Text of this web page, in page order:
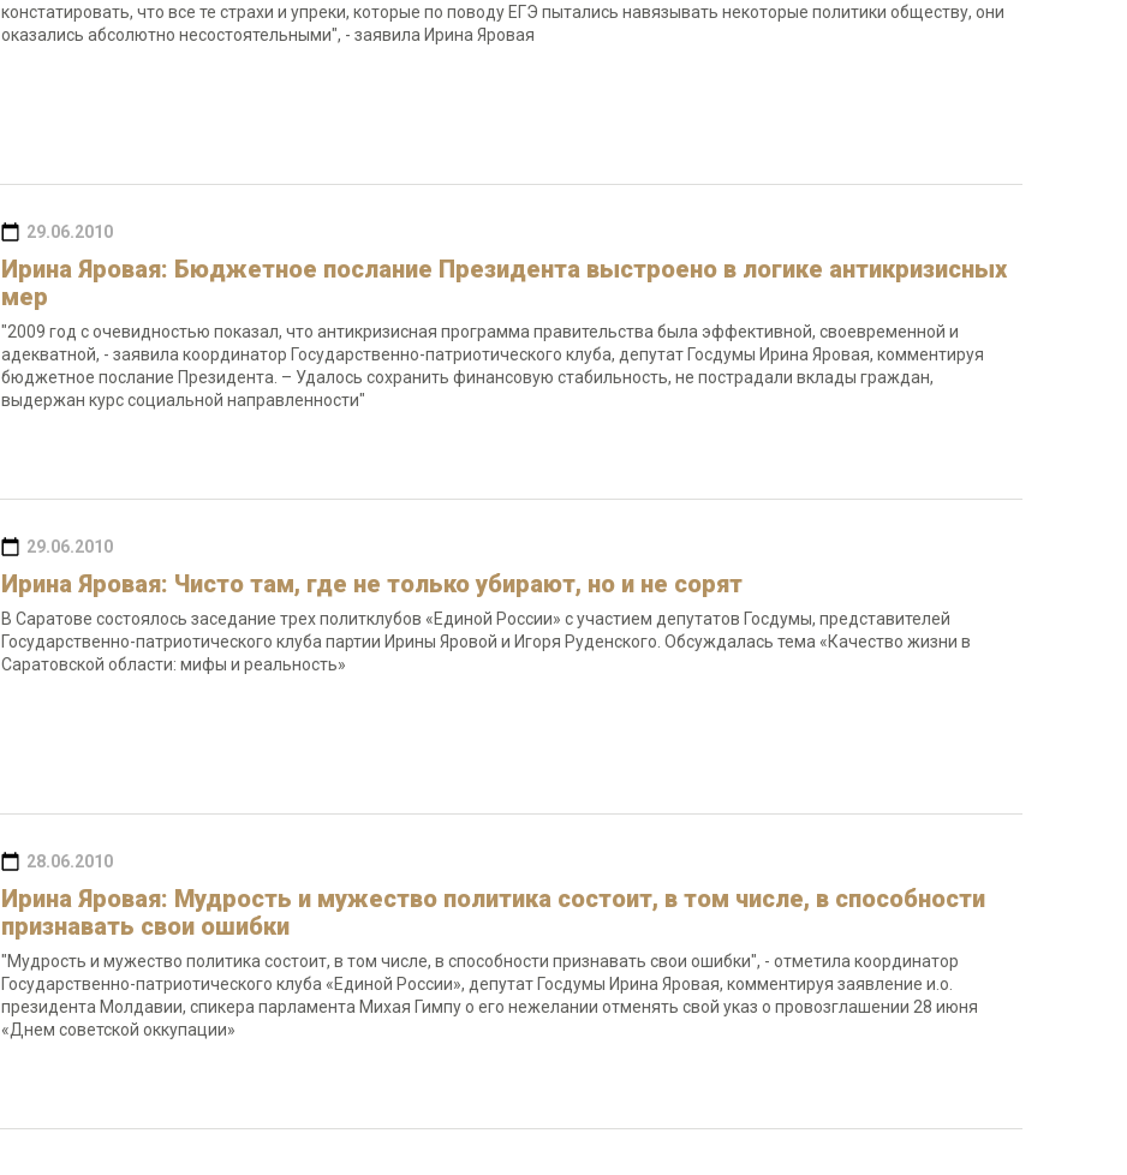
констатировать, что все те страхи и упреки, которые по поводу ЕГЭ пытались навязывать некоторые политики обществу, они
оказались абсолютно несостоятельными", - заявила Ирина Яровая
29.06.2010
Ирина Яровая: Бюджетное послание Президента выстроено в логике антикризисных
мер
"2009 год с очевидностью показал, что антикризисная программа правительства была эффективной, своевременной и
адекватной, - заявила координатор Государственно-патриотического клуба, депутат Госдумы Ирина Яровая, комментируя
бюджетное послание Президента. – Удалось сохранить финансовую стабильность, не пострадали вклады граждан,
выдержан курс социальной направленности"
29.06.2010
Ирина Яровая: Чисто там, где не только убирают, но и не сорят
В Саратове состоялось заседание трех политклубов «Единой России» с участием депутатов Госдумы, представителей
Государственно-патриотического клуба партии Ирины Яровой и Игоря Руденского. Обсуждалась тема «Качество жизни в
Саратовской области: мифы и реальность»
28.06.2010
Ирина Яровая: Мудрость и мужество политика состоит, в том числе, в способности
признавать свои ошибки
"Мудрость и мужество политика состоит, в том числе, в способности признавать свои ошибки", - отметила координатор
Государственно-патриотического клуба «Единой России», депутат Госдумы Ирина Яровая, комментируя заявление и.о.
президента Молдавии, спикера парламента Михая Гимпу о его нежелании отменять свой указ о провозглашении 28 июня
«Днем советской оккупации»